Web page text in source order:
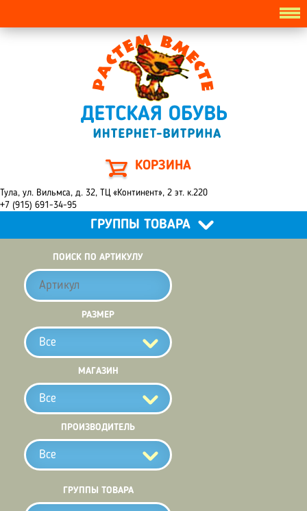
КОРЗИНА
Тула, ул. Вильмса, д. 32, ТЦ «Континент», 2 эт. к.220
+7 (915) 691-34-95
ГРУППЫ ТОВАРА
ПОИСК ПО АРТИКУЛУ
РАЗМЕР
Все
МАГАЗИН
Все
ПРОИЗВОДИТЕЛЬ
Все
ГРУППЫ ТОВАРА